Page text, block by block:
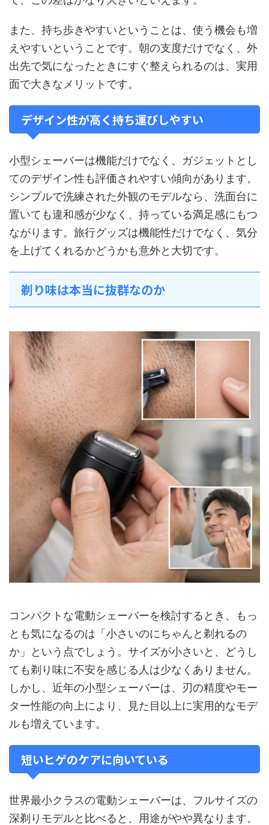
また、持ち歩きやすいということは、使う機会も増
えやすいということです。朝の支度だけでなく、外
出先で気になったときにすぐ整えられるのは、実用
面で大きなメリットです。
デザイン性が高く持ち運びしやすい
小型シェーバーは機能だけでなく、ガジェットとし
てのデザイン性も評価されやすい傾向があります。
シンプルで洗練された外観のモデルなら、洗面台に
置いても違和感が少なく、持っている満足感にもつ
ながります。旅行グッズは機能性だけでなく、気分
を上げてくれるかどうかも意外と大切です。
剃り味は本当に抜群なのか
コンパクトな電動シェーバーを検討するとき、もっ
とも気になるのは「小さいのにちゃんと剃れるの
か」という点でしょう。サイズが小さいと、どうし
ても剃り味に不安を感じる人は少なくありません。
しかし、近年の小型シェーバーは、刃の精度やモー
ター性能の向上により、見た目以上に実用的なモデ
ルも増えています。
短いヒゲのケアに向いている
世界最小クラスの電動シェーバーは、フルサイズの
深剃りモデルと比べると、用途がやや異なります。